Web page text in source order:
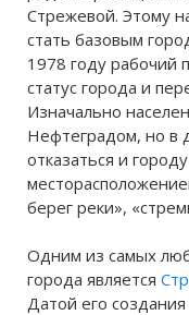
Стрежевой. Этому
стать базовым
1978 году рабочий
статус города и
Изначально
Нефтеградом, но в
отказаться и
берег реки»,
Одним из самых
города является
Датой его